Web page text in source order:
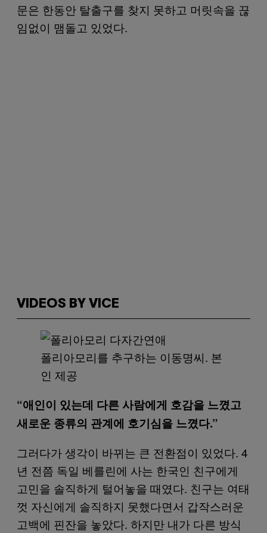
문은 한동안 탈출구를 찾지 못하고 머릿속을 끊
임없이 맴돌고 있었다.
VIDEOS BY VICE
폴리아모리를 추구하는 이동명씨. 본
인 제공
“애인이 있는데 다른 사람에게 호감을 느꼈고
새로운 종류의 관계에 호기심을 느꼈다.”
그러다가 생각이 바뀌는 큰 전환점이 있었다. 4
년 전쯤 독일 베를린에 사는 한국인 친구에게
고민을 솔직하게 털어놓을 때였다. 친구는 여태
껏 자신에게 솔직하지 못했다면서 갑작스러운
고백에 핀잔을 놓았다. 하지만 내가 다른 방식